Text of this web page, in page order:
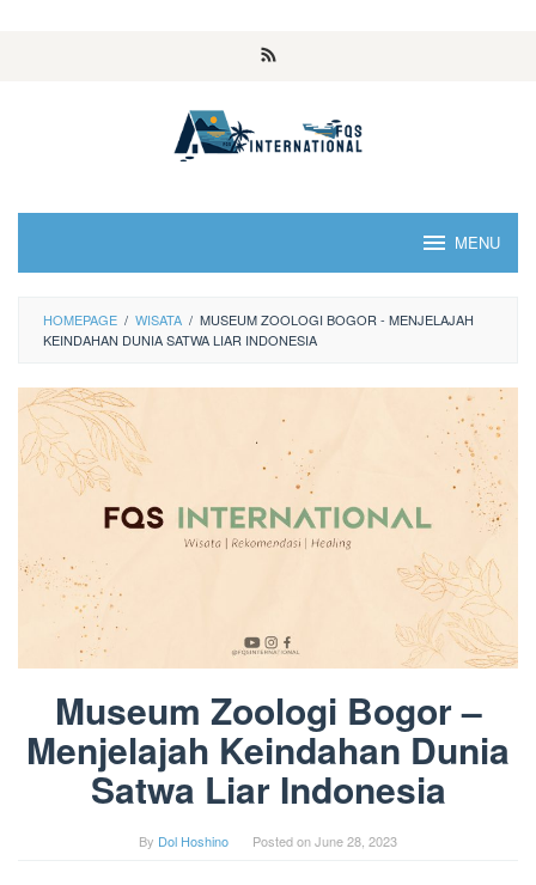
MENU
HOMEPAGE / WISATA / MUSEUM ZOOLOGI BOGOR - MENJELAJAH
KEINDAHAN DUNIA SATWA LIAR INDONESIA
Museum Zoologi Bogor –
Menjelajah Keindahan Dunia
Satwa Liar Indonesia
By Dol Hoshino Posted onJune 28, 2023